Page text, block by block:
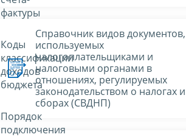
фактуры
Коды
классификации
доходов
бюджета
Порядок
подключения
Справочник видов документов,
используемых
налогоплательщиками и
налоговыми органами в
отношениях, регулируемых
законодательством о налогах и
сборах (СВДНП)